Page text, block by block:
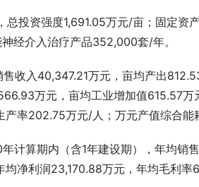
投资强度1,691.05万元/亩；固定资
经介入治疗产品352,000套/年。
收入40,347.21万元，亩均产出
万元，亩均工业增加值615.57
率202.75万元/人；万元产值综合能
计算期内（含1年建设期），年均销
净利润23,170.88万元，年均毛利率